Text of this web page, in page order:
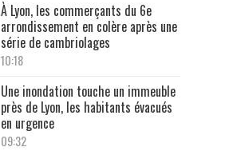
À Lyon, les commerçants du 6e
arrondissement en colère après une
série de cambriolages
10:18
Une inondation touche un immeuble
près de Lyon, les habitants évacués
en urgence
09:32